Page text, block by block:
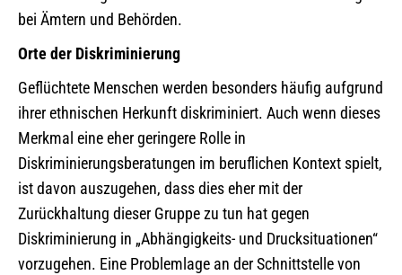
bei Ämtern und Behörden.
Orte der Diskriminierung
Geflüchtete Menschen werden besonders häufig aufgrund
ihrer ethnischen Herkunft diskriminiert. Auch wenn dieses
Merkmal eine eher geringere Rolle in
Diskriminierungsberatungen im beruflichen Kontext spielt,
ist davon auszugehen, dass dies eher mit der
Zurückhaltung dieser Gruppe zu tun hat gegen
Diskriminierung in „Abhängigkeits- und Drucksituationen“
vorzugehen. Eine Problemlage an der Schnittstelle von